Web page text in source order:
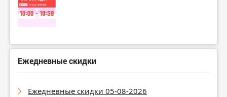
Ежедневные скидки
Ежедневные скидки 05-08-2026